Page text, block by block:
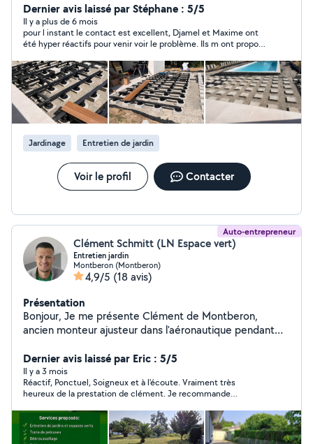
création et aménagement de jardin, conception de
terrasses et terrassement d'allées etc Nous sommes
disponible rapidement. N'hésitez pas à nous contacter !
Dernier avis laissé par Stéphane : 5/5
Il y a plus de 6 mois
pour l instant le contact est excellent, Djamel et Maxime ont
été hyper réactifs pour venir voir le problème. Ils m ont proposé
confirmer cette très bonne 1ere impression.
Jardinage Entretien de jardin
Voir le profil Contacter
Auto-entrepreneur
Clément Schmitt (LN Espace vert)
Entretien jardin
Montberon (Montberon)
4,9/5 (18 avis)
Présentation
Bonjour, Je me présente Clément de Montberon,
ancien monteur ajusteur dans l'aéronautique pendant
pouvoir exercer ma passion. Je vous propose donc mes
services pour entretenir vos jardins et espaces verts
toute l'année. N° SIRET : 94489193600014
Dernier avis laissé par Eric : 5/5
Il y a 3 mois
Réactif, Ponctuel, Soigneux et à l'écoute. Vraiment très
heureux de la prestation de clément. Je recommande